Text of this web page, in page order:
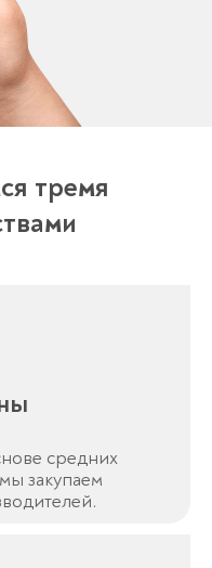
тремя
средних
закупаем